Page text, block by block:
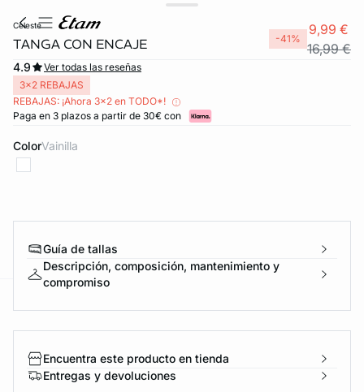
celeste
TANGA CON ENCAJE -41%
9,99 €
16,99 €
4.9
Ver todas las reseñas
3x2 REBAJAS
REBAJAS: ¡Ahora 3x2 en TODO*!
Paga en 3 plazos a partir de 30€ con
Color vainilla
Guía de tallas
Descripción, composición, mantenimiento y
compromiso
Encuentra este producto en tienda
Entregas y devoluciones